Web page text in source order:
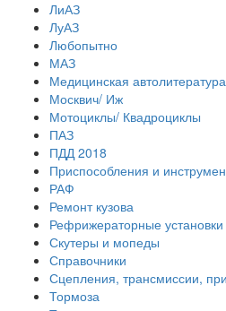
ЛиАЗ
ЛуАЗ
Любопытно
МАЗ
Медицинская автолитература
Москвич/ Иж
Мотоциклы/ Квадроциклы
ПАЗ
ПДД 2018
Приспособления и
РАФ
Ремонт кузова
Рефрижераторные установки
Скутеры и мопеды
Справочники
Сцепления, трансмиссии,
Тормоза